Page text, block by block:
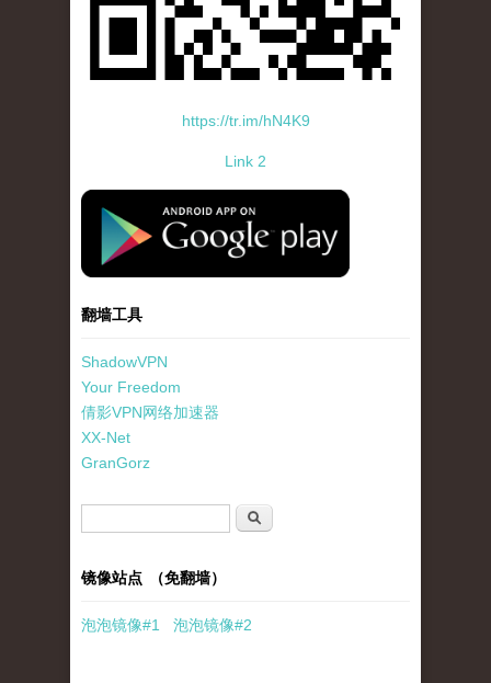
https://tr.im/hN4K9
Link 2
standard-icon-googleplay-app-store.png
翻墙工具
ShadowVPN
Your Freedom
倩影VPN网络加速器
XX-Net
GranGorz
搜索
镜像站点 （免翻墙）
泡泡镜像#1 泡泡镜像#2